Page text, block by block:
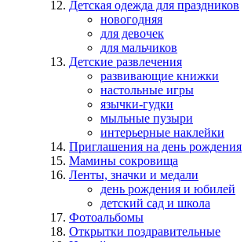
Детская одежда для праздников
новогодняя
для девочек
для мальчиков
Детские развлечения
развивающие книжки
настольные игры
язычки-гудки
мыльные пузыри
интерьерные наклейки
Приглашения на день рождения
Мамины сокровища
Ленты, значки и медали
день рождения и юбилей
детский сад и школа
Фотоальбомы
Открытки поздравительные